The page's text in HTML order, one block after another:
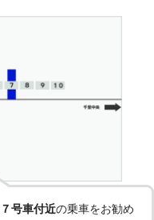
７号車付近の乗車をお勧め